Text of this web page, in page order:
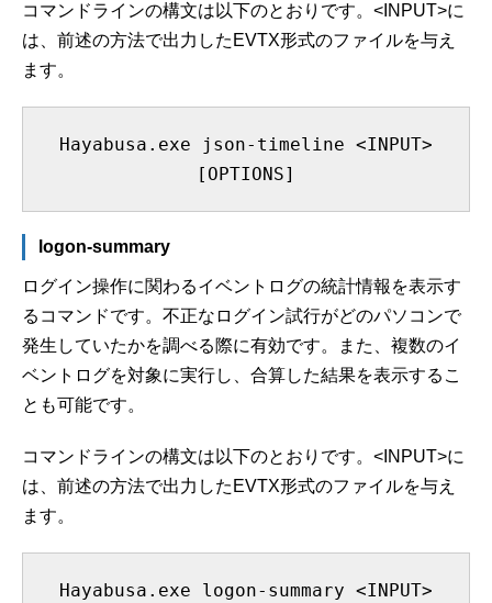
コマンドラインの構文は以下のとおりです。<INPUT>に
は、前述の方法で出力したEVTX形式のファイルを与え
ます。
Hayabusa.exe json-timeline <INPUT>
[OPTIONS]
logon-summary
ログイン操作に関わるイベントログの統計情報を表示す
るコマンドです。不正なログイン試行がどのパソコンで
発生していたかを調べる際に有効です。また、複数のイ
ベントログを対象に実行し、合算した結果を表示するこ
とも可能です。
コマンドラインの構文は以下のとおりです。<INPUT>に
は、前述の方法で出力したEVTX形式のファイルを与え
ます。
Hayabusa.exe logon-summary <INPUT>